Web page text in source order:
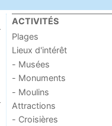
ACTIVITÉS
Plages
Lieux d'intérêt
- Musées
- Monuments
- Moulins
Attractions
- Croisières